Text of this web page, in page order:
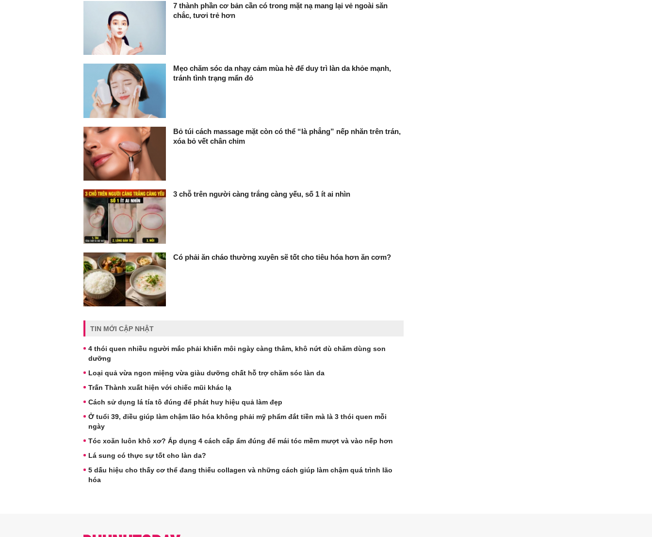
7 thành phần cơ bản cần có trong mặt nạ mang lại vẻ ngoài săn
chắc, tươi trẻ hơn
Mẹo chăm sóc da nhạy cảm mùa hè để duy trì làn da khỏe mạnh,
tránh tình trạng mẩn đỏ
Bỏ túi cách massage mặt còn có thể “là phẳng” nếp nhăn trên trán,
xóa bỏ vết chân chim
3 chỗ trên người càng trắng càng yếu, số 1 ít ai nhìn
Có phải ăn cháo thường xuyên sẽ tốt cho tiêu hóa hơn ăn cơm?
TIN MỚI CẬP NHẬT
4 thói quen nhiều người mắc phải khiến môi ngày càng thâm, khô nứt dù chăm dùng son
dưỡng
Loại quả vừa ngon miệng vừa giàu dưỡng chất hỗ trợ chăm sóc làn da
Trấn Thành xuất hiện với chiếc mũi khác lạ
Cách sử dụng lá tía tô đúng để phát huy hiệu quả làm đẹp
Ở tuổi 39, điều giúp làm chậm lão hóa không phải mỹ phẩm đắt tiền mà là 3 thói quen mỗi
ngày
Tóc xoăn luôn khô xơ? Áp dụng 4 cách cấp ẩm đúng để mái tóc mềm mượt và vào nếp hơn
Lá sung có thực sự tốt cho làn da?
5 dấu hiệu cho thấy cơ thể đang thiếu collagen và những cách giúp làm chậm quá trình lão
hóa